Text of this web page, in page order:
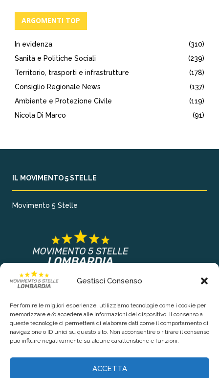
Gestisci Consenso
Per fornire le migliori esperienze, utilizziamo tecnologie come i cookie per
memorizzare e/o accedere alle informazioni del dispositivo. Il consenso a
queste tecnologie ci permetterà di elaborare dati come il comportamento di
navigazione o ID unici su questo sito. Non acconsentire o ritirare il consenso
può influire negativamente su alcune caratteristiche e funzioni.
ACCETTA
ARGOMENTI TOP
In evidenza
(310)
Sanità e Politiche Sociali
(239)
Territorio, trasporti e infrastrutture
(178)
Consiglio Regionale News
(137)
Ambiente e Protezione Civile
(119)
Nicola Di Marco
(91)
IL MOVIMENTO 5 STELLE
Movimento 5 Stelle
COLLEGAMENTI PRINCIPALI
Contattaci